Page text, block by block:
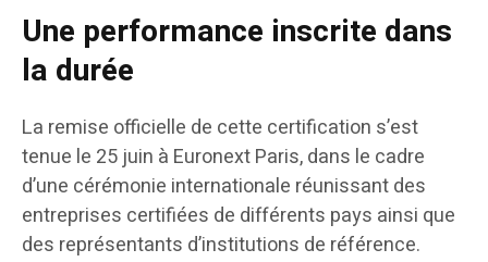
Une performance inscrite dans
la durée
La remise officielle de cette certification s’est
tenue le 25 juin à Euronext Paris, dans le cadre
d’une cérémonie internationale réunissant des
entreprises certifiées de différents pays ainsi que
des représentants d’institutions de référence.